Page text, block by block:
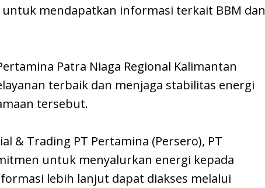
mendapatkan informasi terkait BBM dan
Patra Niaga Regional Kalimantan
terbaik dan menjaga stabilitas energi
tersebut.
& Trading PT Pertamina (Persero), PT
untuk menyalurkan energi kepada
lebih lanjut dapat diakses melalui